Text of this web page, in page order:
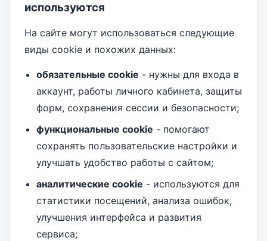
используются
На сайте могут использоваться следующие
виды cookie и похожих данных:
обязательные cookie - нужны для входа в
аккаунт, работы личного кабинета, защиты
форм, сохранения сессии и безопасности;
функциональные cookie - помогают
сохранять пользовательские настройки и
улучшать удобство работы с сайтом;
аналитические cookie - используются для
статистики посещений, анализа ошибок,
улучшения интерфейса и развития
сервиса;